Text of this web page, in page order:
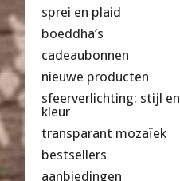
sprei en plaid
boeddha’s
cadeaubonnen
nieuwe producten
sfeerverlichting: stijl en
kleur
transparant mozaïek
bestsellers
aanbiedingen